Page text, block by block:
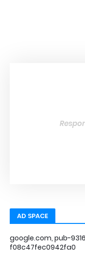
AD SPACE
google.com, pub-
f08c47fec0942fa0